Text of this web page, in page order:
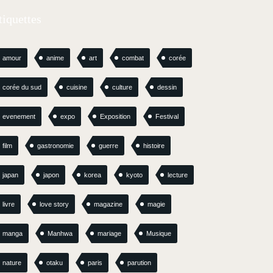
amour anime art combat corée
corée du sud cuisine culture dessin
evenement expo Exposition Festival
film gastronomie guerre histoire
japan japon korea kyoto lecture
livre love story magazine magie
manga Manhwa mariage Musique
nature otaku paris parution